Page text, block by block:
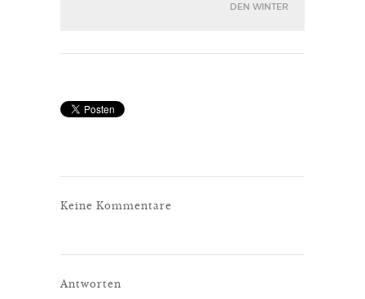
DEN WINTER
Keine Kommentare
Antworten